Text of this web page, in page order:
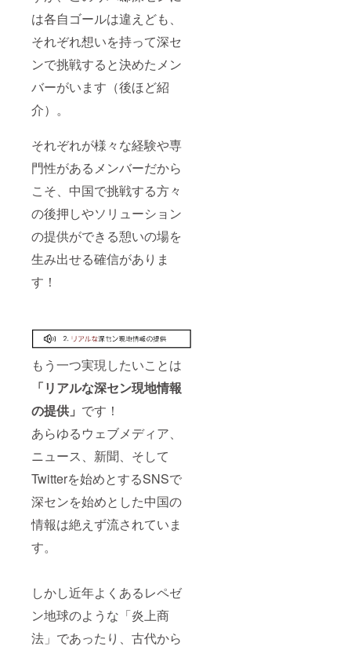
は各自ゴールは違えども、
それぞれ想いを持って深セ
ンで挑戦すると決めたメン
バーがいます（後ほど紹
介）。
それぞれが様々な経験や専
門性があるメンバーだから
こそ、中国で挑戦する方々
の後押しやソリューション
の提供ができる憩いの場を
生み出せる確信がありま
す！
もう一つ実現したいことは
「リアルな深セン現地情報
の提供」 です！
あらゆるウェブメディア、
ニュース、新聞、そして
Twitterを始めとするSNSで
深センを始めとした中国の
情報は絶えず流されていま
す。
しかし近年よくあるレペゼ
ン地球のような「炎上商
法」であったり、古代から